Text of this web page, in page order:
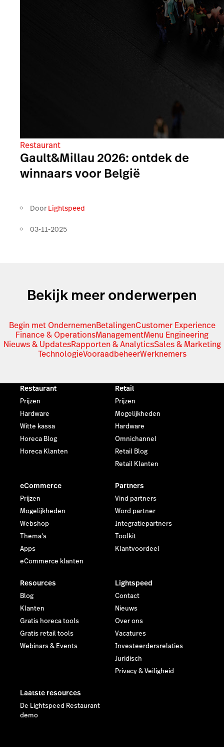
Restaurant
Gault&Millau 2026: ontdek de
winnaars voor België
Door Lightspeed
03-11-2025
Bekijk meer onderwerpen
Begin met OndernemenBetalingenCustomer Experience
Finance & OperationsManagementMenu Engineering
Nieuws & UpdatesRapporten & AnalyticsSales & Marketing
TechnologieVooraadbeheerWerknemers
Restaurant
Prijzen
Hardware
Witte kassa
Horeca Blog
Horeca Klanten
Retail
Prijzen
Mogelijkheden
Hardware
Omnichannel
Retail Blog
Retail Klanten
eCommerce
Prijzen
Mogelijkheden
Webshop
Thema's
Apps
eCommerce klanten
Partners
Vind partners
Word partner
Integratiepartners
Toolkit
Klantvoordeel
Resources
Blog
Klanten
Gratis horeca tools
Gratis retail tools
Webinars & Events
Lightspeed
Contact
Nieuws
Over ons
Vacatures
Investeerdersrelaties
Juridisch
Privacy & Veiligheid
Laatste resources
De Lightspeed Restaurant
demo